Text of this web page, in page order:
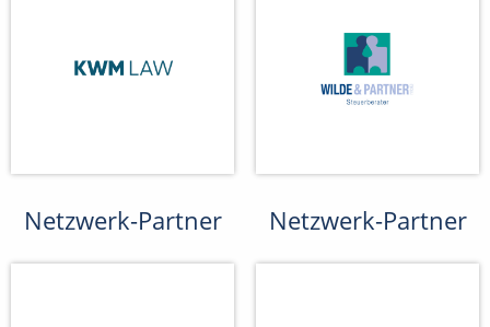
Netzwerk-Partner Netzwerk-Partner